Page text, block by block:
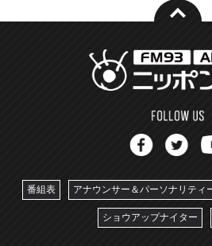
番組表 アナウンサー＆パーソナリティ
ショウアップナイター